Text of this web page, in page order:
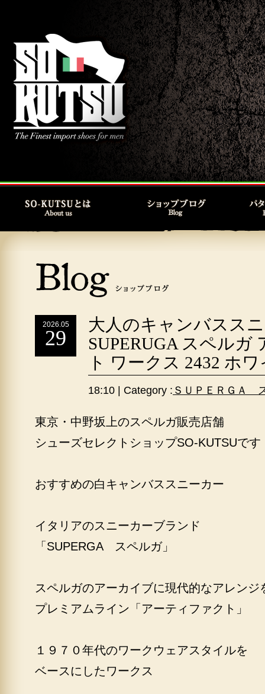
2026.05
29
大人のキャンバスス
SUPERUGA スペルガ
ト ワークス 2432 ホ
18:10 | Category : ＳＵＰＥＲＧＡ
東京・中野坂上のスペルガ販売店舗
シューズセレクトショップSO-KUTSUです
おすすめの白キャンバススニーカー
イタリアのスニーカーブランド
「SUPERGA スペルガ」
スペルガのアーカイブに現代的なアレンジ
プレミアムライン「アーティファクト」
１９７０年代のワークウェアスタイルを
ベースにしたワークス